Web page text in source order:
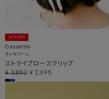
30%OFF
Casselini
キャセリーニ
ストライプローズクリップ
¥ 3,850 ¥ 2,695